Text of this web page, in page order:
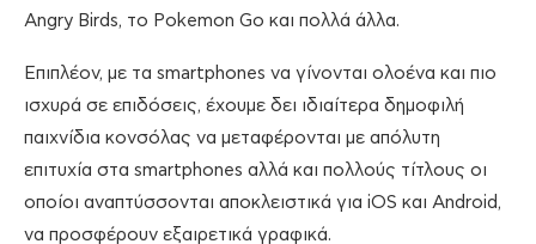
Angry Birds, το Pokemon Go και πολλά άλλα.
Επιπλέον, με τα smartphones να γίνονται ολοένα και πιο
ισχυρά σε επιδόσεις, έχουμε δει ιδιαίτερα δημοφιλή
παιχνίδια κονσόλας να μεταφέρονται με απόλυτη
επιτυχία στα smartphones αλλά και πολλούς τίτλους οι
οποίοι αναπτύσσονται αποκλειστικά για iOS και Android,
να προσφέρουν εξαιρετικά γραφικά.